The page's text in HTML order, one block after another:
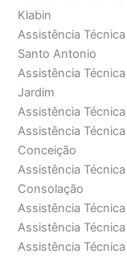
Klabin
Assistência
Santo Antonio
Assistência
Jardim
Assistência
Assistência
Conceição
Assistência
Consolação
Assistência
Assistência
Assistência